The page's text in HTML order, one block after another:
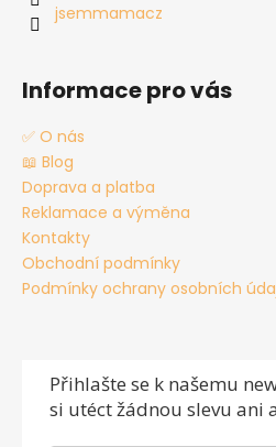
jsemmamacz
Informace pro vás
✅ O nás
📖 Blog
Doprava a platba
Reklamace a výměna
Kontakty
Obchodní podmínky
Podmínky ochrany osobních
Přihlašte se k našemu
si utéct žádnou slevu ani